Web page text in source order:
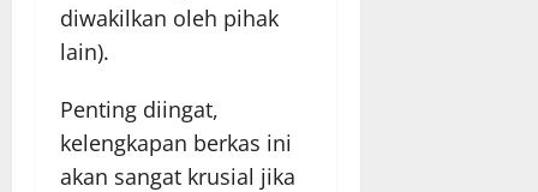
diwakilkan oleh pihak
lain).
Penting diingat,
kelengkapan berkas ini
akan sangat krusial jika